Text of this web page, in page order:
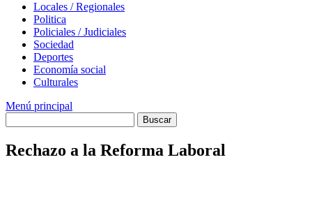
Locales / Regionales
Politica
Policiales / Judiciales
Sociedad
Deportes
Economía social
Culturales
Menú principal
Rechazo a la Reforma Laboral